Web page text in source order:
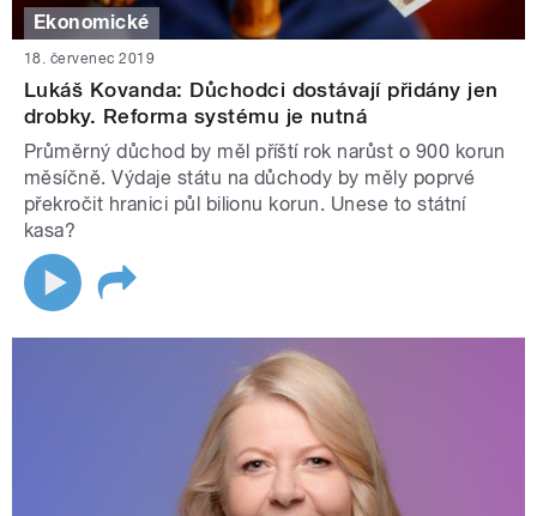
Ekonomické
18. červenec 2019
Lukáš Kovanda: Důchodci dostávají přidány jen
drobky. Reforma systému je nutná
Průměrný důchod by měl příští rok narůst o 900 korun
měsíčně. Výdaje státu na důchody by měly poprvé
překročit hranici půl bilionu korun. Unese to státní
kasa?